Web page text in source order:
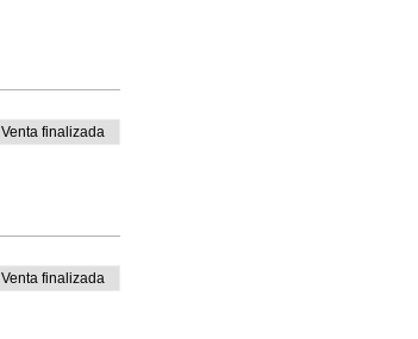
Venta finalizada
Venta finalizada